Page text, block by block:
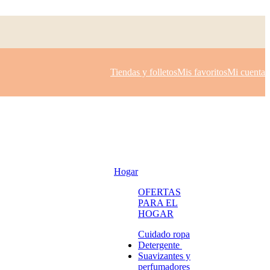
Tiendas y folletosMis favoritosMi cuenta
Hogar
OFERTAS
PARA EL
HOGAR
Cuidado ropa
Detergente
Suavizantes y
perfumadores